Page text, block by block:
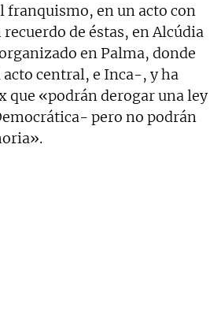
franquismo, en un acto con
de éstas, en Alcúdia
en Palma, donde
central, e Inca-, y ha
que «podrán derogar una ley
pero no podrán